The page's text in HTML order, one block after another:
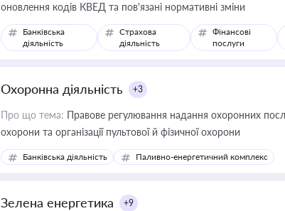
оновлення кодів КВЕД та пов'язані нормативні зміни
Банківська
діяльність
Страхова
діяльність
Фінансові
послуги
Охоронна діяльність +3
Про що тема: Правове регулювання надання охоронних
охорони та організації пультової й фізичної охорони
Банківська діяльність Паливно-енергетичний комплекс
Зелена енергетика +9